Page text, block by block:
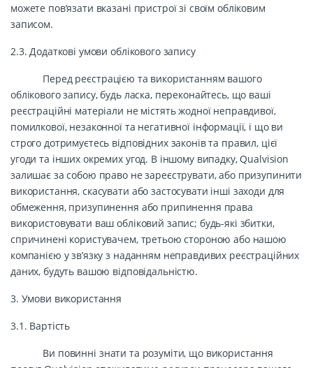
можете пов’язати вказані пристрої зі своїм обліковим
записом.
2.3. Додаткові умови облікового запису
Перед реєстрацією та використанням вашого
облікового запису, будь ласка, переконайтесь, що ваші
реєстраційні матеріали не містять жодної неправдивої,
помилкової, незаконної та негативної інформації, і що ви
строго дотримуєтесь відповідних законів та правил, цієї
угоди та інших окремих угод. В іншому випадку, Qualvision
залишає за собою право не зареєструвати, або призупинити
використання, скасувати або застосувати інші заходи для
обмеження, призупинення або припинення права
використовувати ваш обліковий запис; будь-які збитки,
спричинені користувачем, третьою стороною або нашою
компанією у зв’язку з наданням неправдивих реєстраційних
даних, будуть вашою відповідальністю.
3. Умови використання
3.1. Вартість
Ви повинні знати та розуміти, що використання